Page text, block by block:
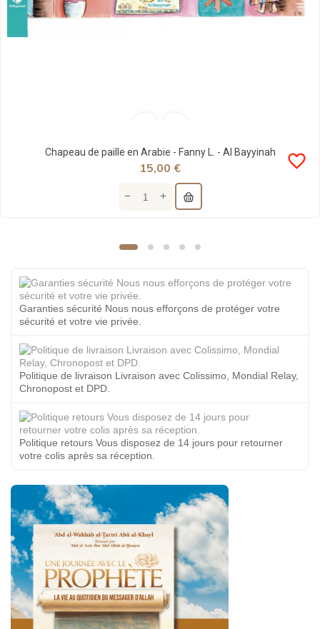
Chapeau de paille en Arabie - Fanny L. - Al Bayyinah favorite_border
15,00 €
Garanties sécurité Nous nous efforçons de protéger votre
sécurité et votre vie privée.
Politique de livraison Livraison avec Colissimo, Mondial Relay,
Chronopost et DPD.
Politique retours Vous disposez de 14 jours pour retourner
votre colis après sa réception.